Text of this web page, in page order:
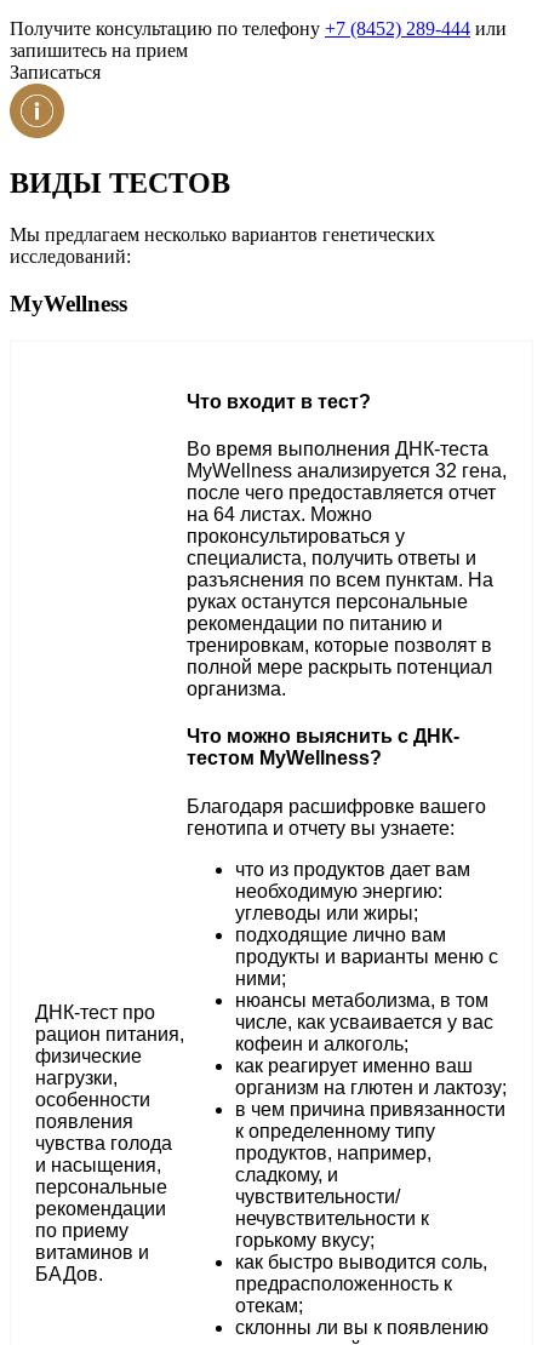
Получите консультацию по телефону +7 (8452) 289-444 или
запишитесь на прием
Записаться
ВИДЫ ТЕСТОВ
Мы предлагаем несколько вариантов генетических
исследований:
MyWellness
ДНК-тест про
рацион питания,
физические
нагрузки,
особенности
появления
чувства голода
и насыщения,
персональные
рекомендации
по приему
витаминов и
БАДов.
Что входит в тест?
Во время выполнения ДНК-теста
MyWellness анализируется 32 гена,
после чего предоставляется отчет
на 64 листах. Можно
проконсультироваться у
специалиста, получить ответы и
разъяснения по всем пунктам. На
руках останутся персональные
рекомендации по питанию и
тренировкам, которые позволят в
полной мере раскрыть потенциал
организма.
Что можно выяснить с ДНК-
тестом MyWellness?
Благодаря расшифровке вашего
генотипа и отчету вы узнаете:
что из продуктов дает вам
необходимую энергию:
углеводы или жиры;
подходящие лично вам
продукты и варианты меню с
ними;
нюансы метаболизма, в том
числе, как усваивается у вас
кофеин и алкоголь;
как реагирует именно ваш
организм на глютен и лактозу;
в чем причина привязанности
к определенному типу
продуктов, например,
сладкому, и
чувствительности/
нечувствительности к
горькому вкусу;
как быстро выводится соль,
предрасположенность к
отекам;
склонны ли вы к появлению